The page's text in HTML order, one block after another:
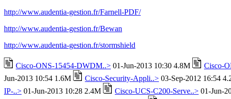
http://www.audentia-gestion.fr/Farnell-PDF/
http://www.audentia-gestion.fr/Bewan
http://www.audentia-gestion.fr/stormshield
Cisco-ONS-15454-DWDM..> 01-Jun-2013 10:30 4.8M Cisco-
Jun-2013 10:54 1.6M
Cisco-Security-Appli..> 03-Sep-2012 16:54
IP-..> 01-Jun-2013 10:28 2.4M Cisco-UCS-C200-Serve..> 01-Jun-